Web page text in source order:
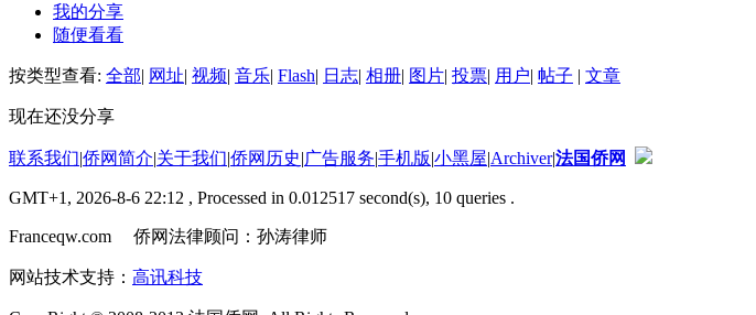
我的分享
随便看看
按类型查看: 全部| 网址| 视频| 音乐| Flash| 日志| 相册| 图片| 投票| 用户| 帖子 | 文章
现在还没分享
联系我们|侨网简介|关于我们|侨网历史|广告服务|手机版|小黑屋|Archiver|法国侨网
GMT+1, 2026-8-6 22:12 , Processed in 0.012517 second(s), 10 queries .
Franceqw.com 侨网法律顾问：孙涛律师
网站技术支持： 高讯科技